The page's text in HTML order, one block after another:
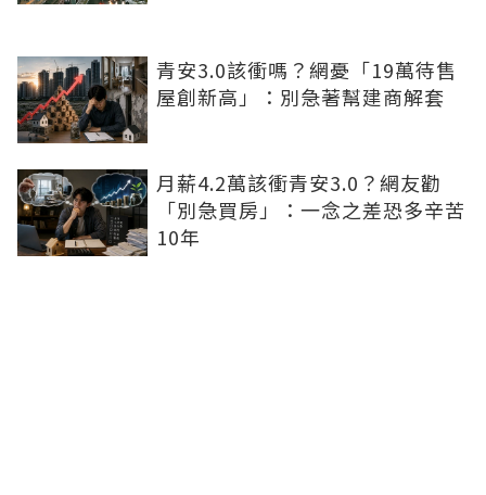
青安3.0該衝嗎？網憂「19萬待售
屋創新高」：別急著幫建商解套
月薪4.2萬該衝青安3.0？網友勸
「別急買房」：一念之差恐多辛苦
10年